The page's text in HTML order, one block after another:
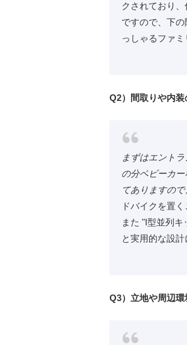
クされており
ですので、下
っしゃるファミ
Q2）間取りや内
まずはエント
の分ベビーカ
てありますの
ドバイクを置
また "I型並列
と実用的な設計
Q3）立地や周辺環